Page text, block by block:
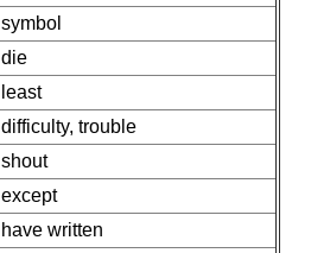
symbol
die
least
difficulty, trouble
shout
except
have written